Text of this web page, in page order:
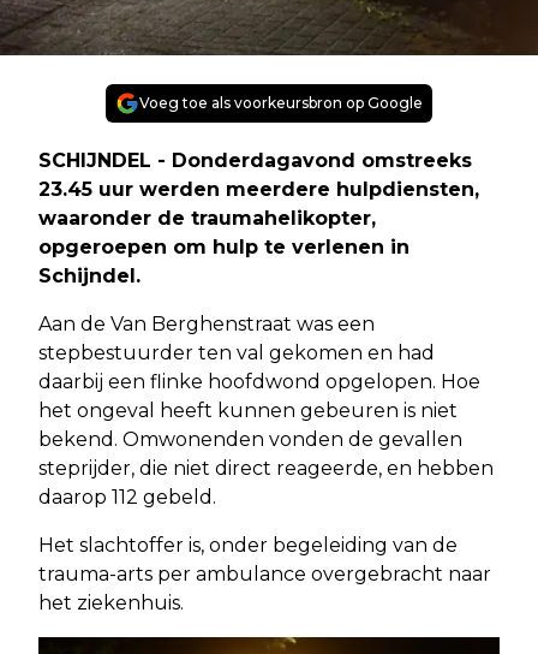
Voeg toe als voorkeursbron op Google
SCHIJNDEL - Donderdagavond omstreeks
23.45 uur werden meerdere hulpdiensten,
waaronder de traumahelikopter,
opgeroepen om hulp te verlenen in
Schijndel.
Aan de Van Berghenstraat was een
stepbestuurder ten val gekomen en had
daarbij een flinke hoofdwond opgelopen. Hoe
het ongeval heeft kunnen gebeuren is niet
bekend. Omwonenden vonden de gevallen
steprijder, die niet direct reageerde, en hebben
daarop 112 gebeld.
Het slachtoffer is, onder begeleiding van de
trauma-arts per ambulance overgebracht naar
het ziekenhuis.